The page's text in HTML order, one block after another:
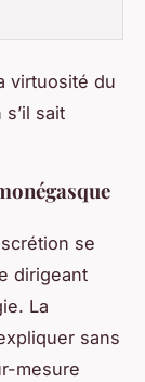
virtuosité du
sait
se
dirigeant
La
sans
mesure